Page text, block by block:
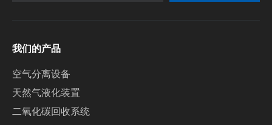
我们的产品
空气分离设备
天然气液化装置
二氧化碳回收系统